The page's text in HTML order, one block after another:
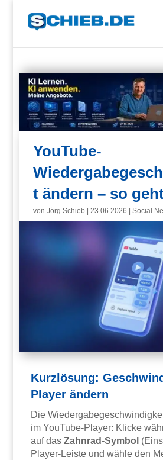
YouTube-
t ändern – so
vonJörg Schieb |23.06.2026 |Social
Kurzlösung:
Player ändern
Die
im YouTube-Player: Klicke
auf dasZahnrad-Symbol
Player-Leiste und wähle den